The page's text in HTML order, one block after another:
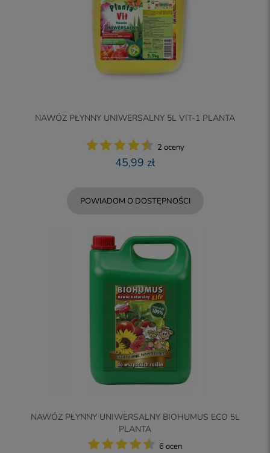
NAWÓZ PŁYNNY UNIWERSALNY 5L VIT-1 PLANTA
2 oceny
45,99 zł
POWIADOM O DOSTĘPNOŚCI
NAWÓZ PŁYNNY UNIWERSALNY BIOHUMUS ECO 5L
PLANTA
6 ocen